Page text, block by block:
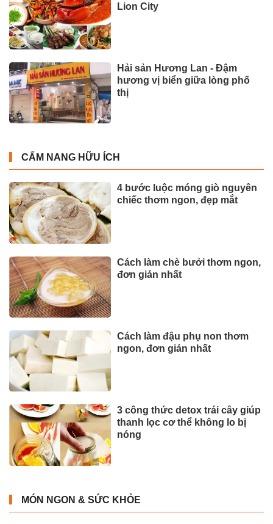
Lion City
Hải sản Hương Lan - Đậm
hương vị biển giữa lòng phố
thị
CẨM NANG HỮU ÍCH
4 bước luộc móng giò nguyên
chiếc thơm ngon, đẹp mắt
Cách làm chè bưởi thơm ngon,
đơn giản nhất
Cách làm đậu phụ non thơm
ngon, đơn giản nhất
3 công thức detox trái cây giúp
thanh lọc cơ thể không lo bị
nóng
MÓN NGON & SỨC KHỎE